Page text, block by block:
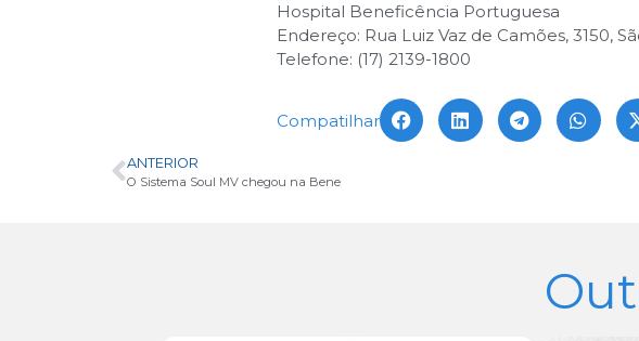
Hospital Beneficência Portuguesa
Endereço: Rua Luiz Vaz de Camões, 3150,
Telefone: (17) 2139-1800
Compatilhar
ANTERIOR
O Sistema Soul MV chegou na Bene